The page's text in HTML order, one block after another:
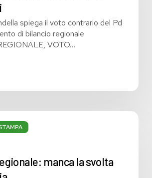
spiega il voto contrario del Pd
di bilancio regionale
VOTO…
manca la svolta